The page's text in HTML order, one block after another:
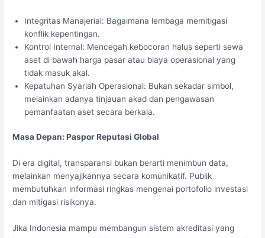
Integritas Manajerial: Bagaimana lembaga memitigasi
konflik kepentingan.
Kontrol Internal: Mencegah kebocoran halus seperti sewa
aset di bawah harga pasar atau biaya operasional yang
tidak masuk akal.
Kepatuhan Syariah Operasional: Bukan sekadar simbol,
melainkan adanya tinjauan akad dan pengawasan
pemanfaatan aset secara berkala.
Masa Depan: Paspor Reputasi Global
Di era digital, transparansi bukan berarti menimbun data,
melainkan menyajikannya secara komunikatif. Publik
membutuhkan informasi ringkas mengenai portofolio investasi
dan mitigasi risikonya.
Jika Indonesia mampu membangun sistem akreditasi yang